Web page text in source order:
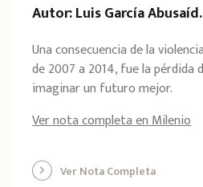
Autor: Luis García Abusaíd.
Una consecuencia de la
de 2007 a 2014, fue la pérdida
imaginar un futuro mejor.
Ver nota completa en Milenio
Ver Nota Completa